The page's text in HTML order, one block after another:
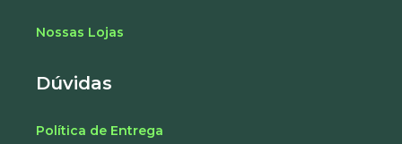
Nossas Lojas
Dúvidas
Política de Entrega